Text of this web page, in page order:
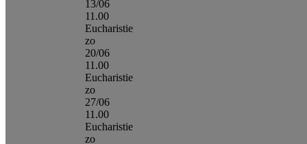
13/06
11.00
Eucharistie
zo
20/06
11.00
Eucharistie
zo
27/06
11.00
Eucharistie
zo